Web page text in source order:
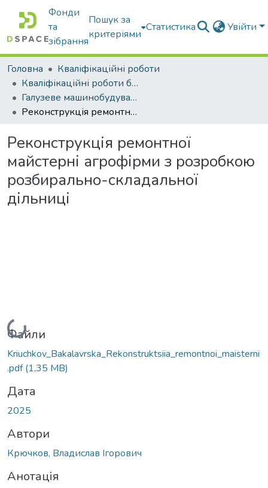
Фонди
та
зібрання
Пошук за
критеріями
Статистика Увійти
Головна
Кваліфікаційні роботи
Кваліфікаційні роботи бакалаврів
Галузеве машинобудування
Реконструкція ремонтної майстерні агрофірми з розробкою розбирально-складальної дільниці
Реконструкція ремонтної
майстерні агрофірми з розробкою
розбирально-складальної
дільниці
Вантажиться...
Файли
Kriuchkov_Bakalavrska_Rekonstruktsiia_remontnoi_maisterni
.pdf(1,35 MB)
Дата
2025
Автори
Крючков, Владислав Ігорович
Анотація